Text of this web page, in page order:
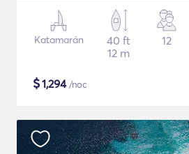
Katamarán
40 ft
12 m
12
$1,294/noc